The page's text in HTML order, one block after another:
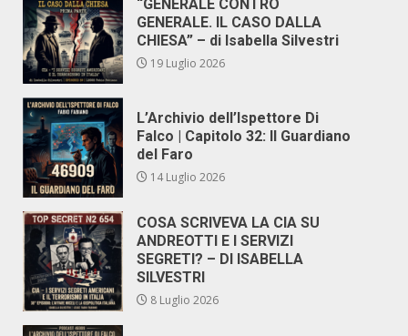
“GENERALE CONTRO
GENERALE. IL CASO DALLA
CHIESA” – di Isabella Silvestri
19 Luglio 2026
L’Archivio dell’Ispettore Di
Falco | Capitolo 32: Il Guardiano
del Faro
14 Luglio 2026
COSA SCRIVEVA LA CIA SU
ANDREOTTI E I SERVIZI
SEGRETI? – DI ISABELLA
SILVESTRI
8 Luglio 2026